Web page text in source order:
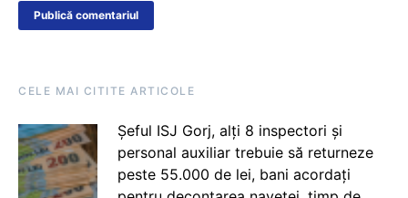
CELE MAI CITITE ARTICOLE
Șeful ISJ Gorj, alți 8 inspectori și
personal auxiliar trebuie să returneze
peste 55.000 de lei, bani acordați